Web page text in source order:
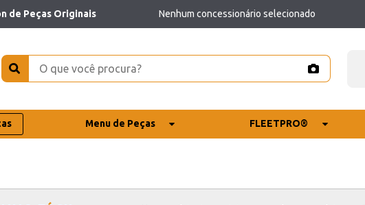
de Peças Originais Nenhum concessionário selecionado
Menu de Peças FLEETPRO®